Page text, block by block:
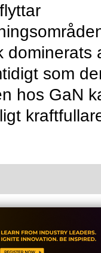
dominerats
som
hos GaN